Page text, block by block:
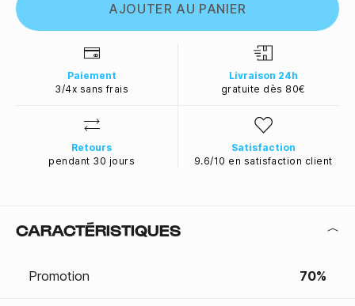
AJOUTER AU PANIER
Paiement
3/4x sans frais
Livraison 24h
gratuite dès 80€
Retours
pendant 30 jours
Satisfaction
9.6/10 en satisfaction client
CARACTÉRISTIQUES
Promotion 70%